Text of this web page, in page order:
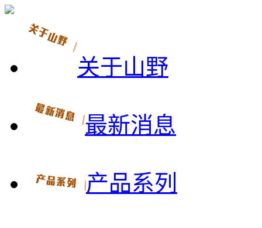
关于山野
最新消息
产品系列